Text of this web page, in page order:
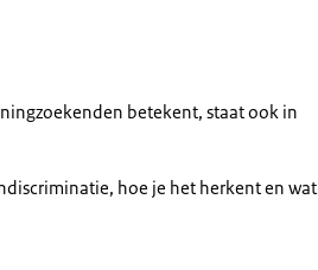
betekent, staat ook in
hoe je het herkent en wat